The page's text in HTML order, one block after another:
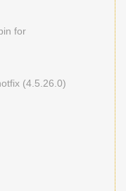
for
(4.5.26.0)